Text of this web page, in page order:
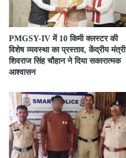
PMGSY-IV में 10 किमी क्लस्टर की
विशेष व्यवस्था का प्रस्ताव, केंद्रीय मंत्री
शिवराज सिंह चौहान ने दिया सकारात्मक
आश्वासन